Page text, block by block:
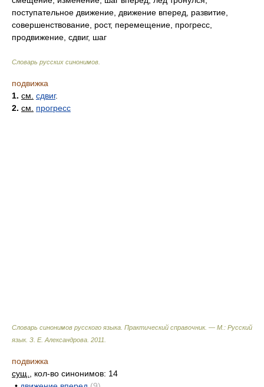
поступательное движение, движение вперед, развитие,
совершенствование, рост, перемещение, прогресс,
продвижение, сдвиг, шаг
Словарь русских синонимов
подвижка
1. см. сдвиг.
2. см. прогресс
Словарь синонимов русского языка. Практический справочник. — М.: Русский
язык. З. Е. Александрова 2011
подвижка
сущ.
, кол-во синонимов: 14